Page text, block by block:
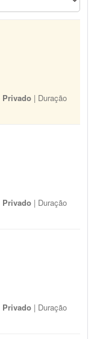
Privado | Duração
Privado | Duração
Privado | Duração